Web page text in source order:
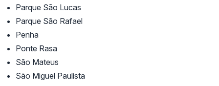
Parque São Lucas
Parque São Rafael
Penha
Ponte Rasa
São Mateus
São Miguel Paulista